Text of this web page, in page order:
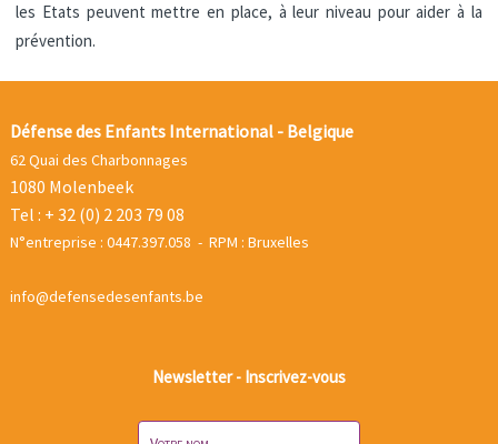
les Etats peuvent mettre en place, à leur niveau pour aider à la
prévention.
Défense des Enfants International - Belgique
62 Quai des Charbonnages
1080 Molenbeek
Tel : + 32 (0) 2 203 79 08
N°entreprise : 0447.397.058 - RPM : Bruxelles
info@defensedesenfants.be
Newsletter - Inscrivez-vous